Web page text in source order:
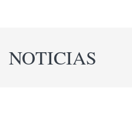
NOTICIAS